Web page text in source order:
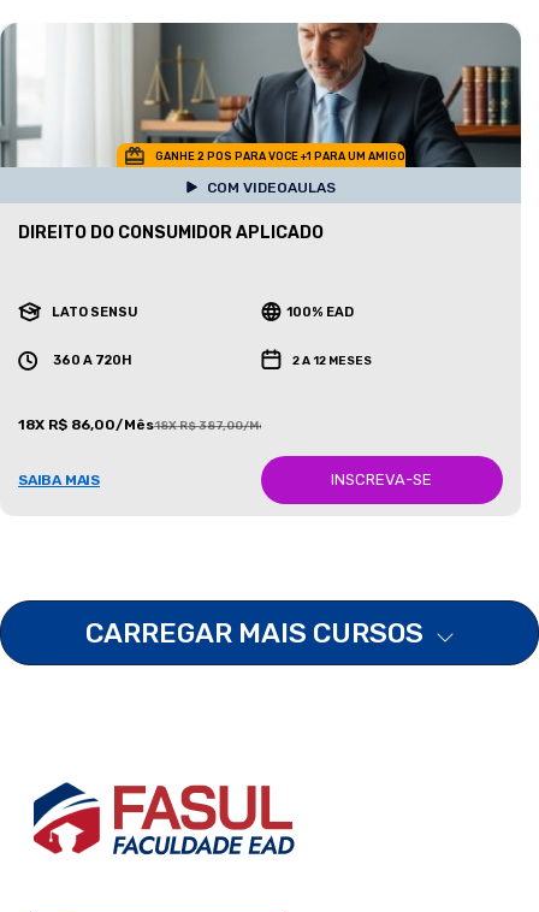
GANHE 2 POS PARA VOCE +1 PARA UM AMIGO
COM VIDEOAULAS
DIREITO DO CONSUMIDOR APLICADO
LATO SENSU 100% EAD
360 A 720H 2 A 12 MESES
18X R$ 86,00/Mês18X R$ 387,00/Mês
SAIBA MAIS INSCREVA-SE
CARREGAR MAIS CURSOS